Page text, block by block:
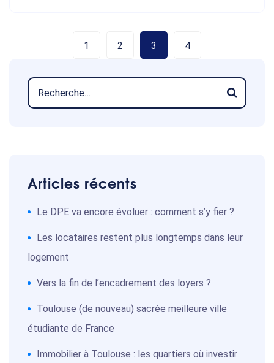
1 2 3 4
Articles récents
Le DPE va encore évoluer : comment s’y fier ?
Les locataires restent plus longtemps dans leur
logement
Vers la fin de l’encadrement des loyers ?
Toulouse (de nouveau) sacrée meilleure ville
étudiante de France
Immobilier à Toulouse : les quartiers où investir